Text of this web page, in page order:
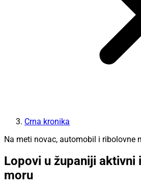
Crna kronika
Na meti novac, automobil i ribolovne
Lopovi u županiji aktivni
moru